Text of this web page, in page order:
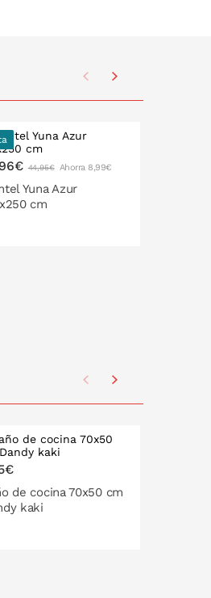
44,95€ Ahorra 8,99€
Yuna Azur
cm
de cocina 70x50 cm
kaki